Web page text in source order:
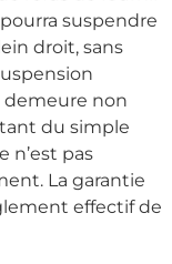
suspendre
droit, sans
demeure non
du simple
n’est pas
La garantie
effectif de